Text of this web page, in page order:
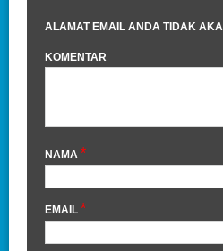
ALAMAT EMAIL ANDA TIDAK
KOMENTAR
NAMA *
EMAIL *